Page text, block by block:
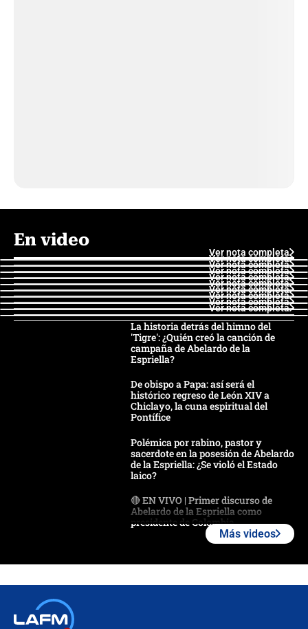
En video
Ver nota completa
Ver nota completa
Ver nota completa
Ver nota completa
Ver nota completa
Ver nota completa
Ver nota completa
Ver nota completa
Ver nota completa
Ver nota completa
La historia detrás del himno del
'Tigre': ¿Quién creó la canción de
campaña de Abelardo de la
Espriella?
De obispo a Papa: así será el
histórico regreso de León XIV a
Chiclayo, la cuna espiritual del
Pontífice
Polémica por rabino, pastor y
sacerdote en la posesión de Abelardo
de la Espriella: ¿Se violó el Estado
laico?
🔴 EN VIVO | Primer discurso de
Abelardo de la Espriella como
presidente de Colombia
Más videos